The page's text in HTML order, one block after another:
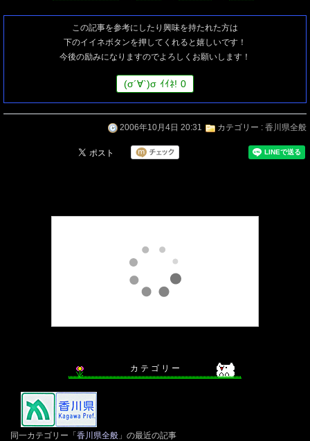
この記事を参考にしたり興味を持たれた方は
下のイイネボタンを押してくれると嬉しいです！
今後の励みになりますのでよろしくお願いします！
(σ´∀`)σ ｲｲﾈ! 0
2006年10月4日 20:31 カテゴリー : 香川県全般
カ テ ゴ リ ー
同一カテゴリー「香川県全般 」の最近の記事